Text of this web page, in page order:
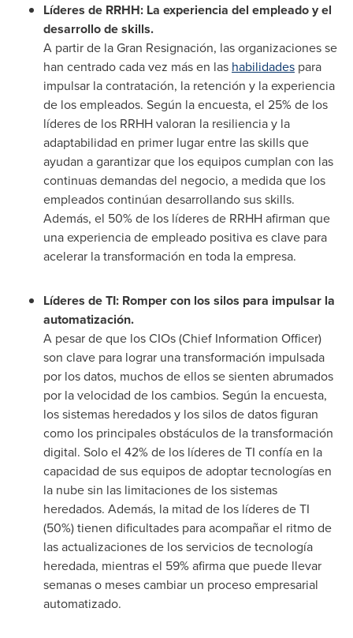
Líderes de RRHH: La experiencia del empleado y el
desarrollo de skills.
A partir de la Gran Resignación, las organizaciones se
han centrado cada vez más en las habilidades para
impulsar la contratación, la retención y la experiencia
de los empleados. Según la encuesta, el 25% de los
líderes de los RRHH valoran la resiliencia y la
adaptabilidad en primer lugar entre las skills que
ayudan a garantizar que los equipos cumplan con las
continuas demandas del negocio, a medida que los
empleados continúan desarrollando sus skills.
Además, el 50% de los líderes de RRHH afirman que
una experiencia de empleado positiva es clave para
acelerar la transformación en toda la empresa.
Líderes de TI: Romper con los silos para impulsar la
automatización.
A pesar de que los CIOs (Chief Information Officer)
son clave para lograr una transformación impulsada
por los datos, muchos de ellos se sienten abrumados
por la velocidad de los cambios. Según la encuesta,
los sistemas heredados y los silos de datos figuran
como los principales obstáculos de la transformación
digital. Solo el 42% de los líderes de TI confía en la
capacidad de sus equipos de adoptar tecnologías en
la nube sin las limitaciones de los sistemas
heredados. Además, la mitad de los líderes de TI
(50%) tienen dificultades para acompañar el ritmo de
las actualizaciones de los servicios de tecnología
heredada, mientras el 59% afirma que puede llevar
semanas o meses cambiar un proceso empresarial
automatizado.